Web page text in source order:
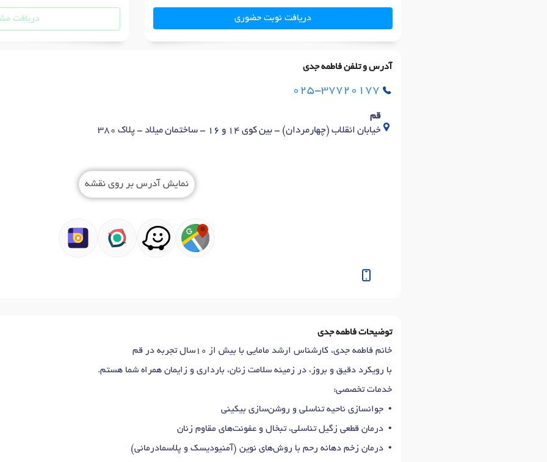
دریافت نوبت حضوری دریافت
آدرس و تلفن فاطمه جدی
025-37720177
قم
خیابان انقلاب (چهارمردان) - بین کوی 14 و 16 - ساختمان میلاد - پلاک 380
نمایش آدرس بر روی نقشه
توضیحات فاطمه جدی
خانم فاطمه جدی، کارشناس ارشد مامایی با بیش از ۱۰سال تجربه در قم
با رویکرد دقیق و بروز، در زمینه سلامت زنان، بارداری و زایمان همراه شما هستم.
خدمات تخصصی:
• جوانسازی ناحیه تناسلی و روشن‌سازی بیکینی
• درمان قطعی زگیل تناسلی، تبخال و عفونت‌های مقاوم زنان
• درمان زخم دهانه رحم با روش‌های نوین (آمنیودیسک و پلاسمادرمانی)